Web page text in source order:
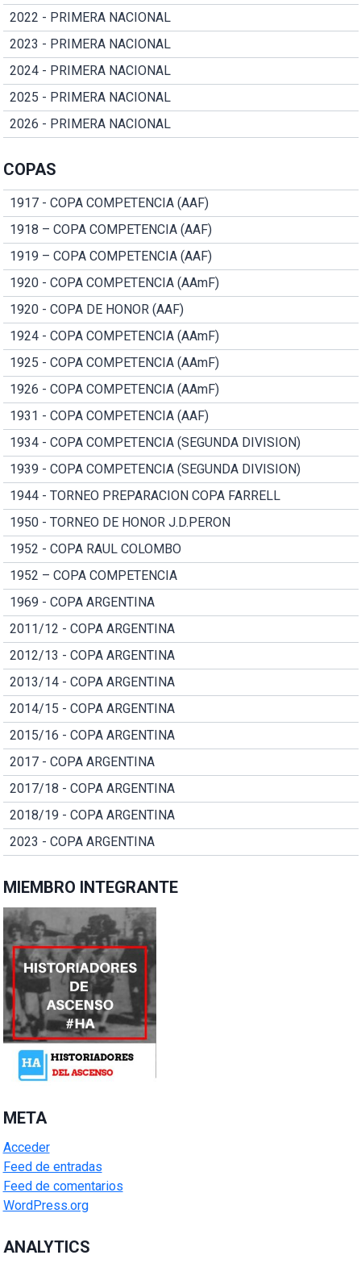
2022 - PRIMERA NACIONAL
2023 - PRIMERA NACIONAL
2024 - PRIMERA NACIONAL
2025 - PRIMERA NACIONAL
2026 - PRIMERA NACIONAL
COPAS
1917 - COPA COMPETENCIA (AAF)
1918 – COPA COMPETENCIA (AAF)
1919 – COPA COMPETENCIA (AAF)
1920 - COPA COMPETENCIA (AAmF)
1920 - COPA DE HONOR (AAF)
1924 - COPA COMPETENCIA (AAmF)
1925 - COPA COMPETENCIA (AAmF)
1926 - COPA COMPETENCIA (AAmF)
1931 - COPA COMPETENCIA (AAF)
1934 - COPA COMPETENCIA (SEGUNDA DIVISION)
1939 - COPA COMPETENCIA (SEGUNDA DIVISION)
1944 - TORNEO PREPARACION COPA FARRELL
1950 - TORNEO DE HONOR J.D.PERON
1952 - COPA RAUL COLOMBO
1952 – COPA COMPETENCIA
1969 - COPA ARGENTINA
2011/12 - COPA ARGENTINA
2012/13 - COPA ARGENTINA
2013/14 - COPA ARGENTINA
2014/15 - COPA ARGENTINA
2015/16 - COPA ARGENTINA
2017 - COPA ARGENTINA
2017/18 - COPA ARGENTINA
2018/19 - COPA ARGENTINA
2023 - COPA ARGENTINA
MIEMBRO INTEGRANTE
META
Acceder
Feed de entradas
Feed de comentarios
WordPress.org
ANALYTICS